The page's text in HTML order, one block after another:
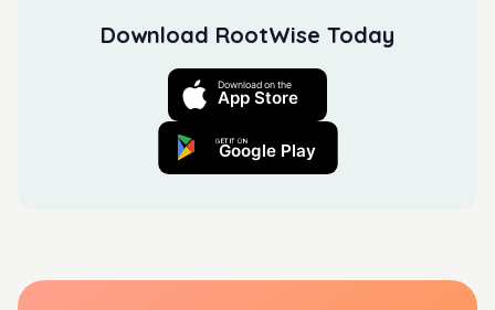
Download RootWise Today